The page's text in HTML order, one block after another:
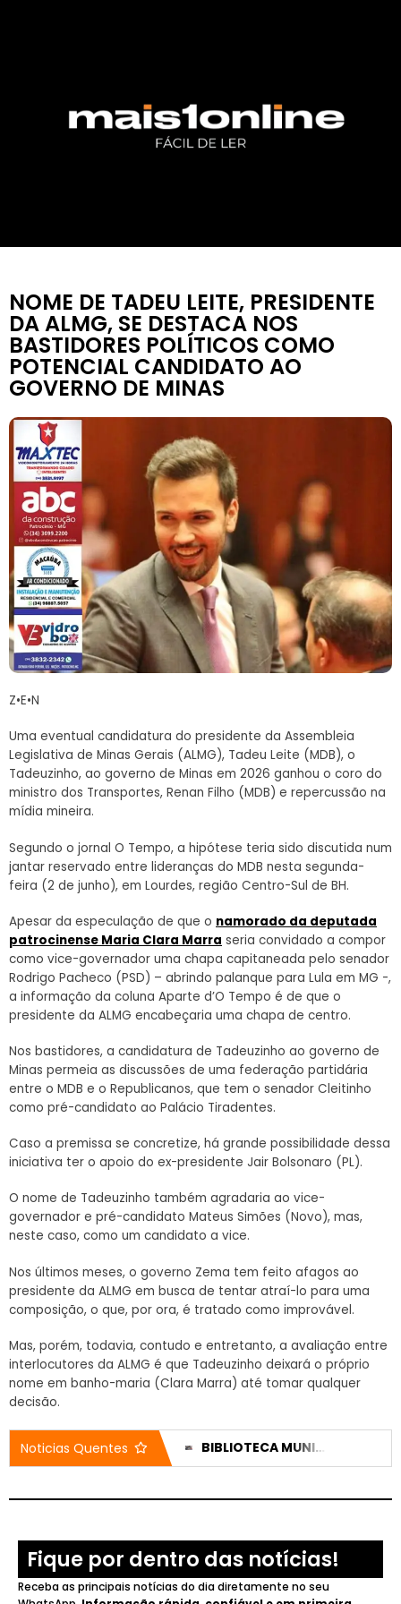
NOME DE TADEU LEITE, PRESIDENTE
DA ALMG, SE DESTACA NOS
BASTIDORES POLÍTICOS COMO
POTENCIAL CANDIDATO AO
GOVERNO DE MINAS
Z•E•N
Uma eventual candidatura do presidente da Assembleia
Legislativa de Minas Gerais (ALMG), Tadeu Leite (MDB), o
Tadeuzinho, ao governo de Minas em 2026 ganhou o coro do
ministro dos Transportes, Renan Filho (MDB) e repercussão na
mídia mineira.
Segundo o jornal O Tempo, a hipótese teria sido discutida num
jantar reservado entre lideranças do MDB nesta segunda-
feira (2 de junho), em Lourdes, região Centro-Sul de BH.
Apesar da especulação de que o namorado da deputada
patrocinense Maria Clara Marra seria convidado a compor
como vice-governador uma chapa capitaneada pelo senador
Rodrigo Pacheco (PSD) – abrindo palanque para Lula em MG -,
a informação da coluna Aparte d’O Tempo é de que o
presidente da ALMG encabeçaria uma chapa de centro.
Nos bastidores, a candidatura de Tadeuzinho ao governo de
Minas permeia as discussões de uma federação partidária
entre o MDB e o Republicanos, que tem o senador Cleitinho
como pré-candidato ao Palácio Tiradentes.
Caso a premissa se concretize, há grande possibilidade dessa
iniciativa ter o apoio do ex-presidente Jair Bolsonaro (PL).
O nome de Tadeuzinho também agradaria ao vice-
governador e pré-candidato Mateus Simões (Novo), mas,
neste caso, como um candidato a vice.
Nos últimos meses, o governo Zema tem feito afagos ao
presidente da ALMG em busca de tentar atraí-lo para uma
composição, o que, por ora, é tratado como improvável.
Mas, porém, todavia, contudo e entretanto, a avaliação entre
interlocutores da ALMG é que Tadeuzinho deixará o próprio
nome em banho-maria (Clara Marra) até tomar qualquer
decisão.
Noticias Quentes VEREADOR EDINHO DO COMBATE AO CÂNCER SERÁ VELADO NA CÂMARA DE UBERLÂNDIA; SESSÕES SÃO CANCELADAS APÓS ASSASSINATO BIBLIOTECA MUNICIPAL DESTACA AUTORES PATROCINENSES EM EDIÇÃO ESPECIAL DO ENCONTRO “CAFÉ COM LETRAS”
Fique por dentro das notícias!
Receba as principais notícias do dia diretamente no seu